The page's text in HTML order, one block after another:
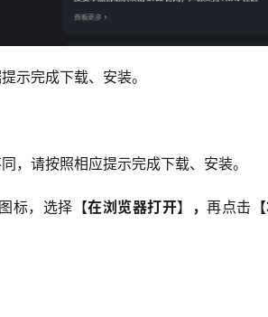
示完成下载、安装。
，请按照相应提示完成下载、安装。
标，选择【在浏览器打开】 ，再点击